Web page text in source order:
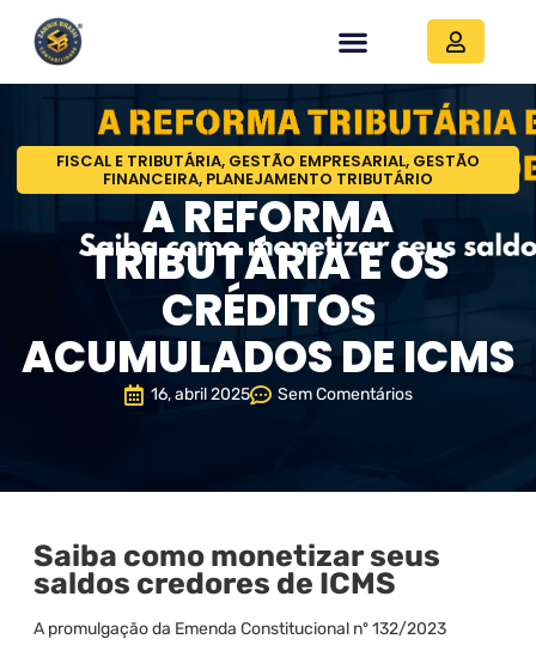
FISCAL E TRIBUTÁRIA, GESTÃO EMPRESARIAL, GESTÃO
FINANCEIRA, PLANEJAMENTO TRIBUTÁRIO
A REFORMA
TRIBUTÁRIA E OS
CRÉDITOS
ACUMULADOS DE ICMS
16, abril 2025 Sem Comentários
Saiba como monetizar seus
saldos credores de ICMS
A promulgação da Emenda Constitucional nº 132/2023